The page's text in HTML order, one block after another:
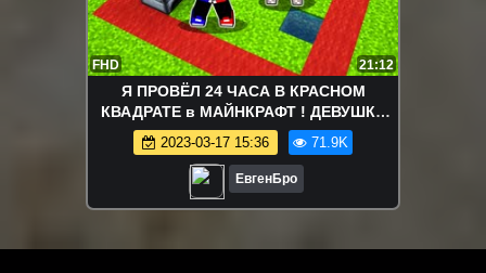
FHD 21:12
Я ПРОВЁЛ 24 ЧАСА В КРАСНОМ
КВАДРАТЕ в МАЙНКРАФТ ! ДЕВУШКА
НУБ И ПРО ВИДЕО ТРОЛЛИНГ
MINECRAFT
2023-03-17 15:36 71.9K
ЕвгенБро